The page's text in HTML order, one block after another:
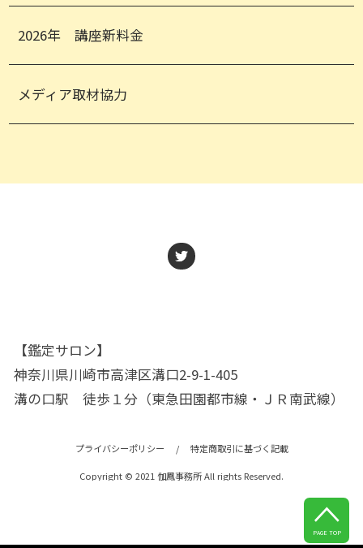

PAGE TOP
2026年 講座新料金
メディア取材協力
【鑑定サロン】
神奈川県川崎市高津区溝口2-9-1-405
溝の口駅 徒歩１分（東急田園都市線・ＪＲ南武線）
プライバシーポリシー / 特定商取引に基づく記載
Copyright © 2021 伽鳳事務所 All rights Reserved.